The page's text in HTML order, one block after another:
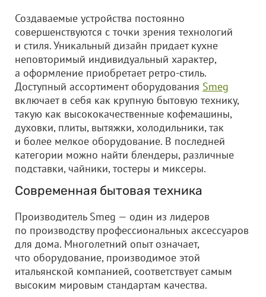
Создаваемые устройства постоянно
совершенствуются с точки зрения технологий
и стиля. Уникальный дизайн придает кухне
неповторимый индивидуальный характер,
а оформление приобретает ретро-стиль.
Доступный ассортимент оборудования Smeg
включает в себя как крупную бытовую технику,
такую как высококачественные кофемашины,
духовки, плиты, вытяжки, холодильники, так
и более мелкое оборудование. В последней
категории можно найти блендеры, различные
подставки, чайники, тостеры и миксеры.
Современная бытовая техника
Производитель Smeg — один из лидеров
по производству профессиональных аксессуаров
для дома. Многолетний опыт означает,
что оборудование, производимое этой
итальянской компанией, соответствует самым
высоким мировым стандартам качества.